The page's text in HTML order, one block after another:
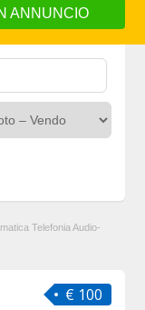
ANNUNCIO
Telefonia Audio-
€ 100